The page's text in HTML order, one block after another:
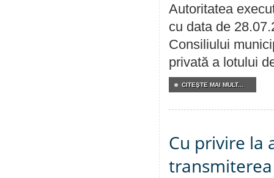
Autoritatea
cu data de
Consiliului
privată a lotului
CITEŞTE MAI MULT...
Cu privire la